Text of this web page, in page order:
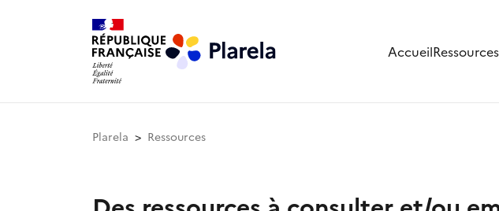
AccueilRessources
Plarela Ressources